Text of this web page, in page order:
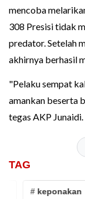
mencoba
308 Presisi tidak
predator. Setelah
akhirnya berhasil
"Pelaku sempat
amankan beserta
tegas AKP Junaidi.
TAG
# keponakan